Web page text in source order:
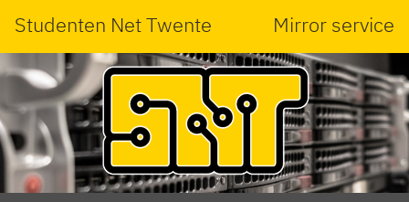
Studenten Net Twente Mirror service